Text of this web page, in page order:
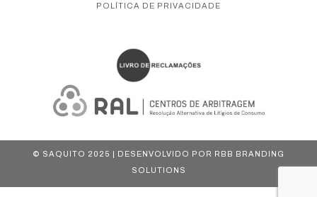
POLÍTICA DE PRIVACIDADE
© SAQUITO 2025 | DESENVOLVIDO POR RBB BRANDING
SOLUTIONS